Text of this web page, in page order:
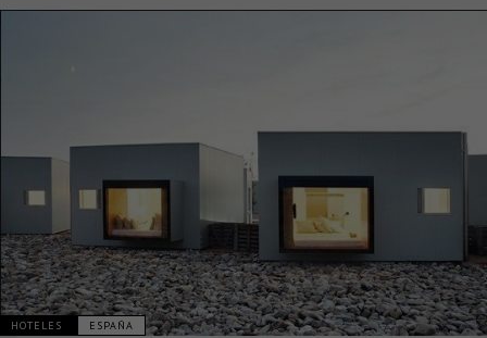
HOTELES ESPAÑA